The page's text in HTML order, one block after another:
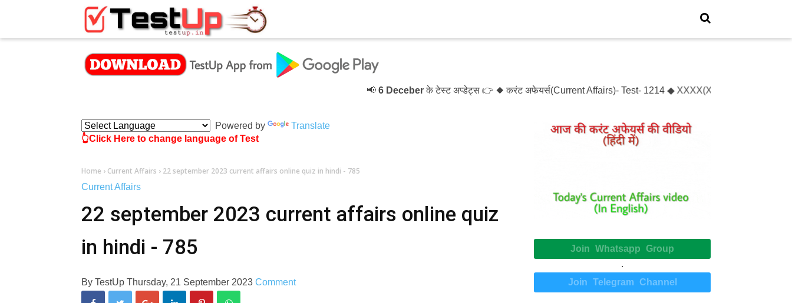
6 Deceberके टेस्ट अप्डेट्स 👉 ◆ करंट अफेयर्स(Current Affairs)- Test- 1214 ◆ XXXX(XXXXX)- Test- XXXXXX
Powered by
Translate
👆Click Here to change language of Test
Home › Current Affairs › 22 september 2023 current affairs online quiz in hindi - 785
Current Affairs
22 september 2023 current affairs online quiz
in hindi - 785
By TestUp Thursday, 21 September 2023 Comment
Join Whatsapp Group
.
Join Telegram Channel